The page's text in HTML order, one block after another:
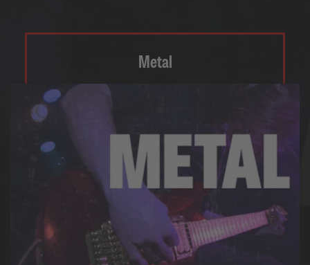
Metal